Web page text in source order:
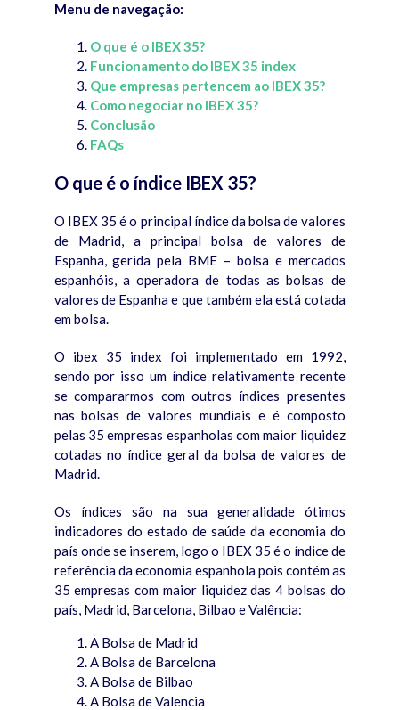
Menu de navegação:
O que é o IBEX 35?
Funcionamento do IBEX 35 index
Que empresas pertencem ao IBEX 35?
Como negociar no IBEX 35?
Conclusão
FAQs
O que é o índice IBEX 35?
O IBEX 35 é o principal índice da bolsa de valores
de Madrid, a principal bolsa de valores de
Espanha, gerida pela BME – bolsa e mercados
espanhóis, a operadora de todas as bolsas de
valores de Espanha e que também ela está cotada
em bolsa.
O ibex 35 index foi implementado em 1992,
sendo por isso um índice relativamente recente
se compararmos com outros índices presentes
nas bolsas de valores mundiais e é composto
pelas 35 empresas espanholas com maior liquidez
cotadas no índice geral da bolsa de valores de
Madrid.
Os índices são na sua generalidade ótimos
indicadores do estado de saúde da economia do
país onde se inserem, logo o IBEX 35 é o índice de
referência da economia espanhola pois contém as
35 empresas com maior liquidez das 4 bolsas do
país, Madrid, Barcelona, Bilbao e Valência:
A Bolsa de Madrid
A Bolsa de Barcelona
A Bolsa de Bilbao
A Bolsa de Valencia